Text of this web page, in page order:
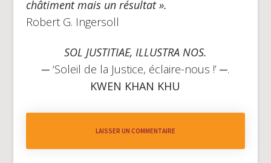
châtiment mais un résultat ».
Robert G. Ingersoll
SOL JUSTITIAE, ILLUSTRA NOS.
─ ‘Soleil de la Justice, éclaire-nous !’ ─.
KWEN KHAN KHU
LAISSER UN COMMENTAIRE